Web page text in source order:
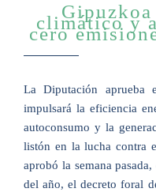
climático y
cero
La Diputación aprueba
impulsará la eficiencia
autoconsumo y la
listón en la lucha contra
aprobó la semana
del año, el decreto foral